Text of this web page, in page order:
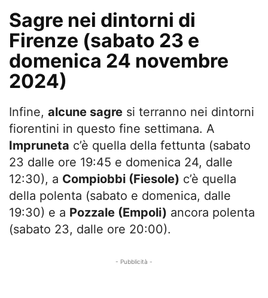
Sagre nei dintorni di
Firenze (sabato 23 e
domenica 24 novembre
2024)
Infine, alcune sagre si terranno nei dintorni
fiorentini in questo fine settimana. A
Impruneta c’è quella della fettunta (sabato
23 dalle ore 19:45 e domenica 24, dalle
12:30), a Compiobbi (Fiesole) c’è quella
della polenta (sabato e domenica, dalle
19:30) e a Pozzale (Empoli) ancora polenta
(sabato 23, dalle ore 20:00).
- Pubblicità -